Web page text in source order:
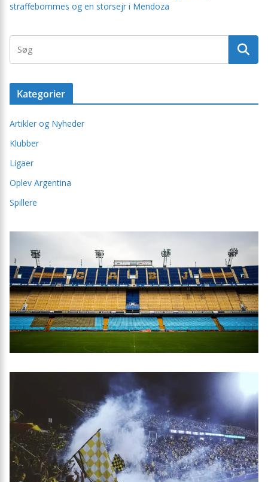
straffebommes og en storsejr i Mendoza
Kategorier
Artikler og Nyheder
Klubber
Ligaer
Oplev Argentina
Spillere